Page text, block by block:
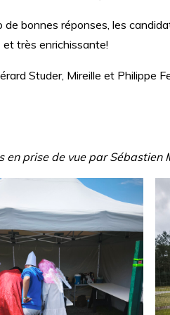
de bonnes réponses, les
et très enrichissante!
Studer, Mireille et Philippe
en prise de vue par Sébastien